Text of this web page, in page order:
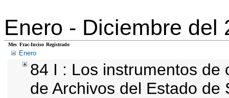
Enero - Diciembre del
Mes Frac-Inciso Registrado
Enero
84 I : Los instrumentos de
de Archivos del Estado de